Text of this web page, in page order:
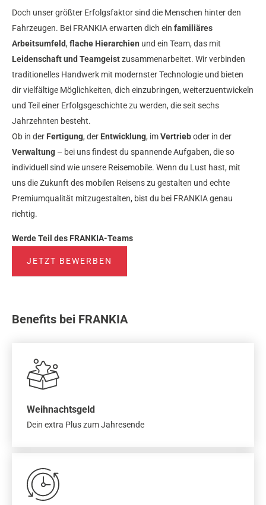
Doch unser größter Erfolgsfaktor sind die Menschen hinter den
Fahrzeugen. Bei FRANKIA erwarten dich ein familiäres
Arbeitsumfeld, flache Hierarchien und ein Team, das mit
Leidenschaft und Teamgeistzusammenarbeitet. Wir verbinden
traditionelles Handwerk mit modernster Technologie und bieten
dir vielfältige Möglichkeiten, dich einzubringen, weiterzuentwickeln
und Teil einer Erfolgsgeschichte zu werden, die seit sechs
Jahrzehnten besteht.
Ob in der Fertigung, der Entwicklung, imVertrieboder in der
Verwaltung – bei uns findest du spannende Aufgaben, die so
individuell sind wie unsere Reisemobile. Wenn du Lust hast, mit
uns die Zukunft des mobilen Reisens zu gestalten und echte
Premiumqualität mitzugestalten, bist du bei FRANKIA genau
richtig.
Werde Teil des FRANKIA-Teams
JETZT BEWERBEN
Benefits bei FRANKIA
Weihnachtsgeld
Dein extra Plus zum Jahresende